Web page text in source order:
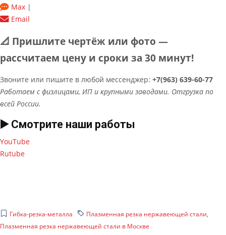
Max |
Email
📐 Пришлите чертёж или фото —
рассчитаем цену и сроки за 30 минут!
Звоните или пишите в любой мессенджер: +7(963) 639-60-77
Работаем с физлицами, ИП и крупными заводами. Отгрузка по
всей России.
▶️ Смотрите наши работы
YouTube
Rutube
Гибка-резка-металла Плазменная резка нержавеющей стали,
Плазменная резка нержавеющей стали в Москве